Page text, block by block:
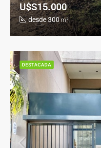
desde 300 m²
U$S15.000
DESTACADA